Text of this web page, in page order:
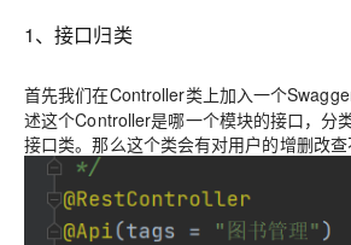
1、接口归类
首先我们在Controller类上加入一个
述这个Controller是哪一个模块的接口，分
接口类。那么这个类会有对用户的增删改查